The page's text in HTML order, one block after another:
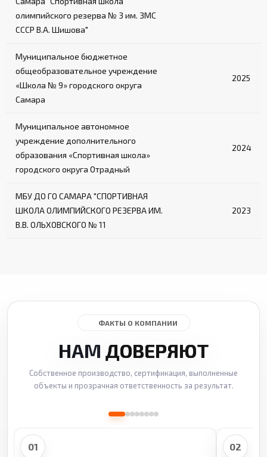
олимпийского резерва № 3 им. ЗМС
СССР В.А. Шишова"
Муниципальное бюджетное
общеобразовательное учреждение
«Школа № 9» городского округа
Самара
2025
Муниципальное автономное
учреждение дополнительного
образования «Спортивная школа»
городского округа Отрадный
2024
МБУ ДО ГО САМАРА "СПОРТИВНАЯ
ШКОЛА ОЛИМПИЙСКОГО РЕЗЕРВА ИМ.
В.В. ОЛЬХОВСКОГО № 11
2023
ФАКТЫ О КОМПАНИИ
НАМ ДОВЕРЯЮТ
Собственное производство, сертификация, выполненные
объекты и прозрачная ответственность за результат.
01 02